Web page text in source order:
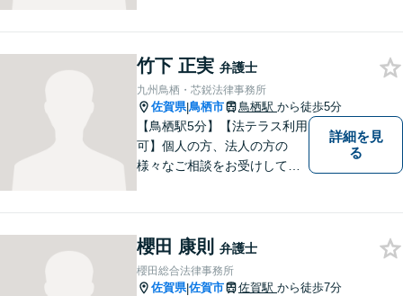
竹下 正実 弁護士
九州鳥栖・芯鋭法律事務所
佐賀県|鳥栖市 鳥栖駅 から徒歩5分
【鳥栖駅5分】【法テラス利用
可】個人の方、法人の方の
様々なご相談をお受けしてお
案いたします。【債務整理・
残業代請求については初回面
談無料】【土日祝・夜間相談
詳細を見
る
櫻田 康則 弁護士
櫻田総合法律事務所
佐賀県|佐賀市 佐賀駅 から徒歩7分